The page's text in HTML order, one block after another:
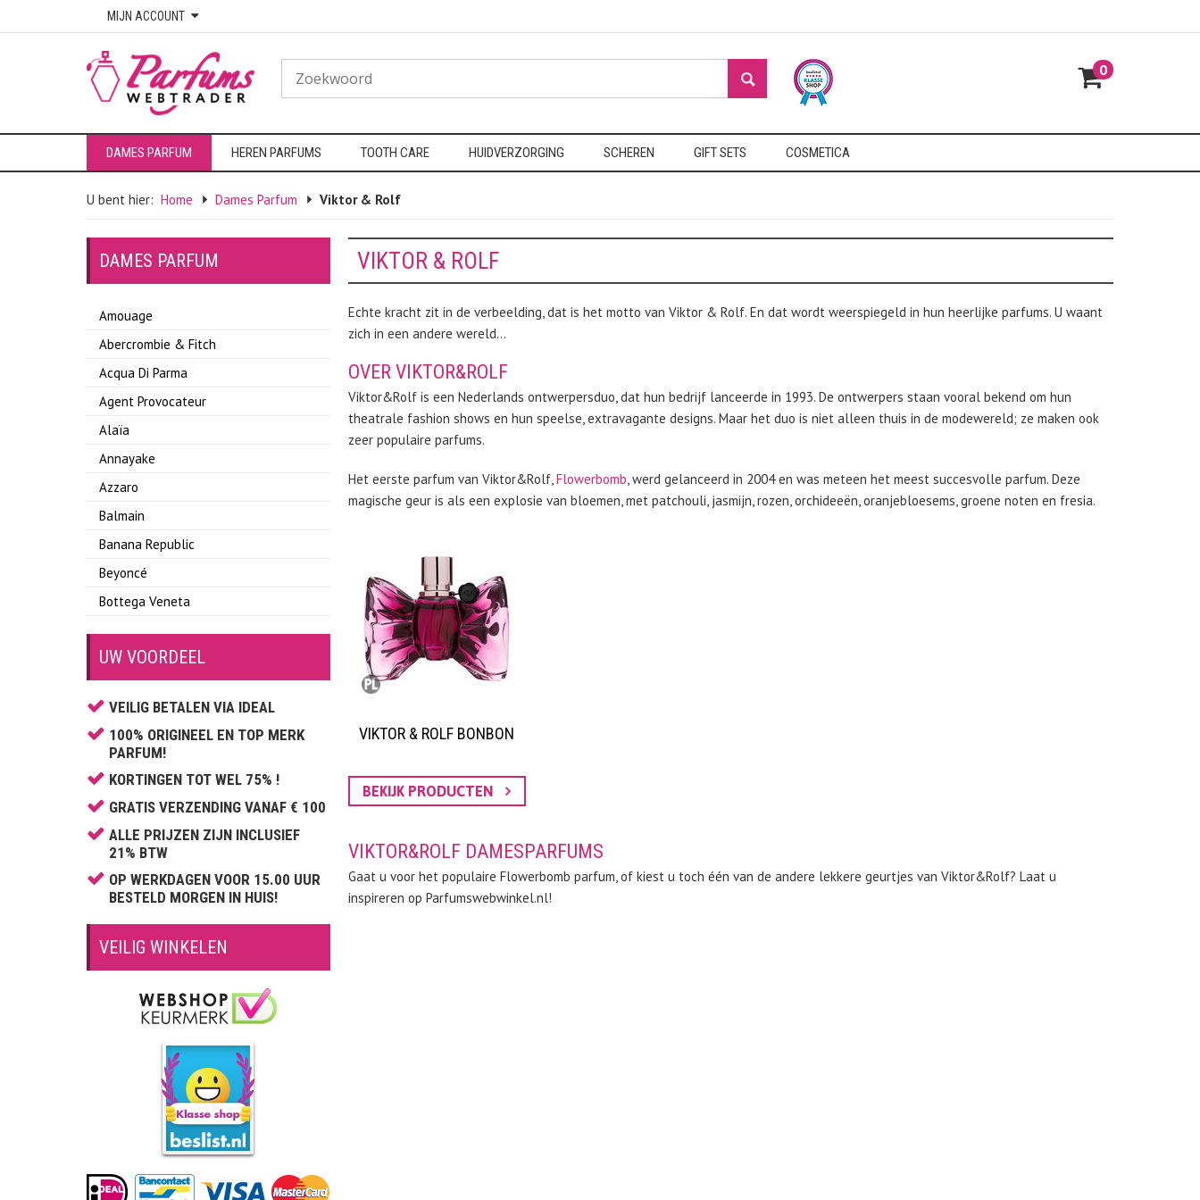
MIJN ACCOUNT
0
DAMES PARFUM HEREN PARFUMS TOOTH CARE HUIDVERZORGING SCHEREN GIFT SETS COSMETICA
U bent hier: Home Dames Parfum Viktor & Rolf
DAMES PARFUM
Amouage
Abercrombie & Fitch
Acqua Di Parma
Agent Provocateur
Alaïa
Annayake
Azzaro
Balmain
Banana Republic
Beyoncé
Bottega Veneta
Boucheron
Britney Spears
Burberry
Bvlgari
Cacharel
Calvin Klein
Carolina Herrera
Cartier
Celine Dion
Chantal Thomass
Chloé
Chopard
Christina Aguilera
David Beckham
Dior
UW VOORDEEL
VEILIG BETALEN VIA IDEAL
100% ORIGINEEL EN TOP MERK
PARFUM!
KORTINGEN TOT WEL 75% !
GRATIS VERZENDING VANAF € 100
ALLE PRIJZEN ZIJN INCLUSIEF
21% BTW
OP WERKDAGEN VOOR 15.00 UUR
BESTELD MORGEN IN HUIS!
VEILIG WINKELEN
VIKTOR & ROLF
Echte kracht zit in de verbeelding, dat is het motto van Viktor & Rolf. En dat wordt weerspiegeld in hun heerlijke parfums. U waant
zich in een andere wereld...
OVER VIKTOR&ROLF
Viktor&Rolf is een Nederlands ontwerpersduo, dat hun bedrijf lanceerde in 1993. De ontwerpers staan vooral bekend om hun
theatrale fashion shows en hun speelse, extravagante designs. Maar het duo is niet alleen thuis in de modewereld; ze maken ook
zeer populaire parfums.
Het eerste parfum van Viktor&Rolf,Flowerbomb, werd gelanceerd in 2004 en was meteen het meest succesvolle parfum. Deze
magische geur is als een explosie van bloemen, met patchouli, jasmijn, rozen, orchideeën, oranjebloesems, groene noten en fresia.
VIKTOR & ROLF BONBON
BEKIJK PRODUCTEN
VIKTOR&ROLF DAMESPARFUMS
Gaat u voor het populaire Flowerbomb parfum, of kiest u toch één van de andere lekkere geurtjes van Viktor&Rolf? Laat u
inspireren op Parfumswebwinkel.nl!